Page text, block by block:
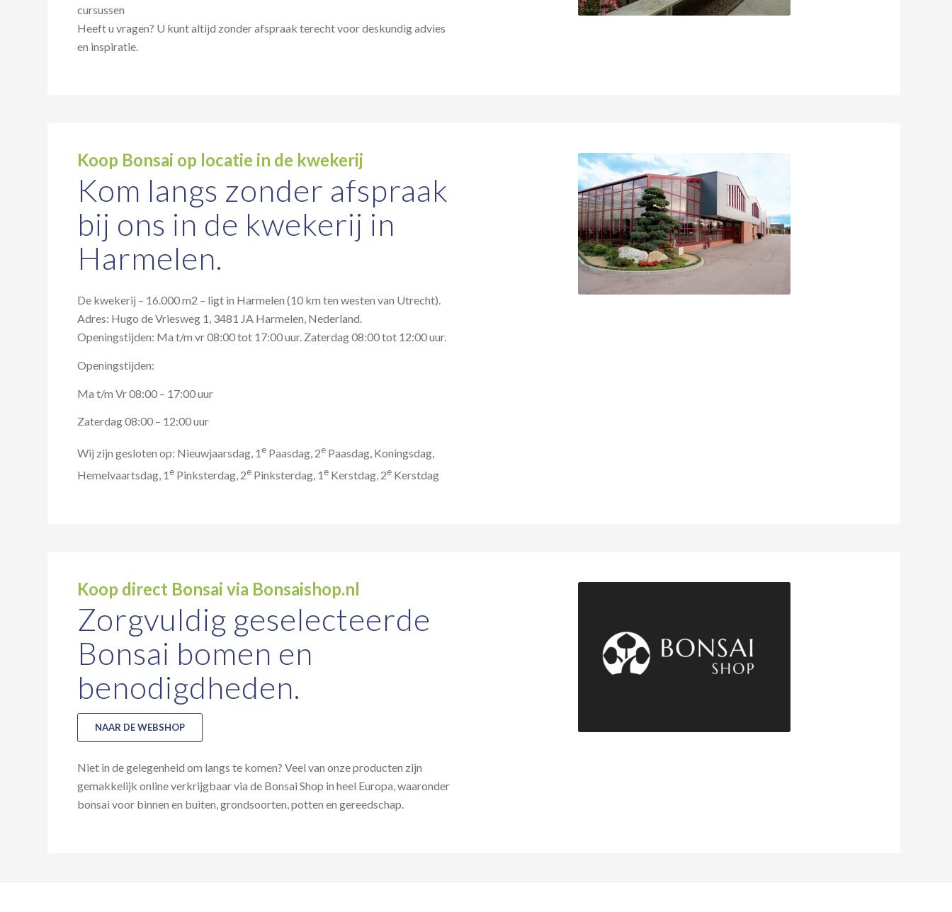
cursussen
Heeft u vragen? U kunt altijd zonder afspraak terecht voor deskundig advies
en inspiratie.
Koop Bonsai op locatie in de kwekerij
Kom langs zonder afspraak
bij ons in de kwekerij in
Harmelen.
De kwekerij – 16.000 m2 – ligt in Harmelen (10 km ten westen van Utrecht).
Adres: Hugo de Vriesweg 1, 3481 JA Harmelen, Nederland.
Openingstijden: Ma t/m vr 08:00 tot 17:00 uur. Zaterdag 08:00 tot 12:00 uur.
Openingstijden:
Ma t/m Vr 08:00 – 17:00 uur
Zaterdag 08:00 – 12:00 uur
Wij zijn gesloten op: Nieuwjaarsdag, 1e Paasdag, 2e Paasdag, Koningsdag,
Hemelvaartsdag, 1e Pinksterdag, 2e Pinksterdag, 1e Kerstdag, 2e Kerstdag
Koop direct Bonsai via Bonsaishop.nl
Zorgvuldig geselecteerde
Bonsai bomen en
benodigdheden.
NAAR DE WEBSHOP
Niet in de gelegenheid om langs te komen? Veel van onze producten zijn
gemakkelijk online verkrijgbaar via de Bonsai Shop in heel Europa, waaronder
bonsai voor binnen en buiten, grondsoorten, potten en gereedschap.